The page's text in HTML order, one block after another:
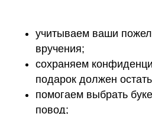
учитываем ваши
вручения;
сохраняем
подарок должен
помогаем выбрать
повод;